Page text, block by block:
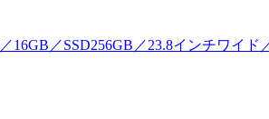
／SSD256GB／23.8インチワイド